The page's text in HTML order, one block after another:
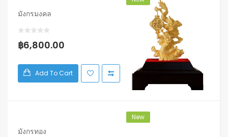
มังกรมงคล
฿6,800.00
Add To Cart
New
มังกรทอง